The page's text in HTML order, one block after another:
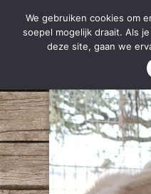
We gebruiken cookies om
soepel mogelijk draait. Als
deze site, gaan we